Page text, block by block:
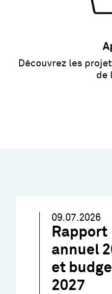
Découvrez les
de
09.07.2026
Rapport
annuel
et
2027